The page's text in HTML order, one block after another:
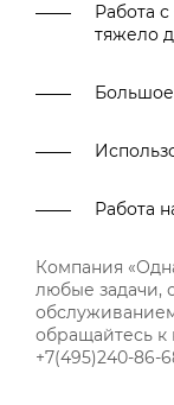
Работа
тяжело
Большое
Работа
Компания
любые задачи,
обращайтесь
+7(495)240-86-